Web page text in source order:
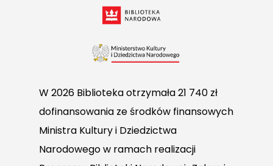
W 2026 Biblioteka otrzymała 21 740 zł
dofinansowania ze środków finansowych
Ministra Kultury i Dziedzictwa
Narodowego w ramach realizacji